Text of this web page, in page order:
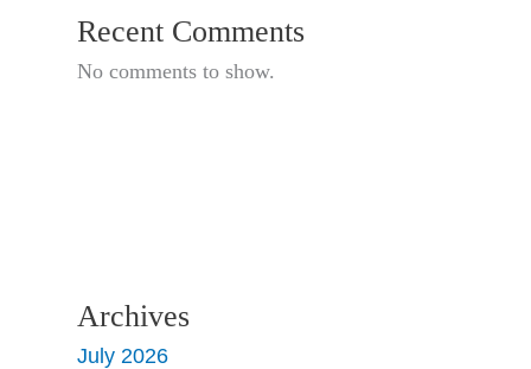
Recent Comments
No comments to show.
Archives
July 2026